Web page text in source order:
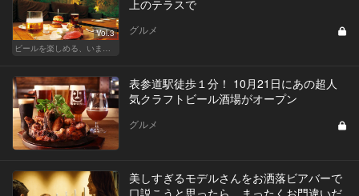
Vol.3
上のテラスで
グルメ
表参道駅徒歩１分！ 10月21日にあの超人
気クラフトビール酒場がオープン
グルメ
美しすぎるモデルさんをお洒落ビアバーで
口説こうと思ったら、まったくお門違いだ